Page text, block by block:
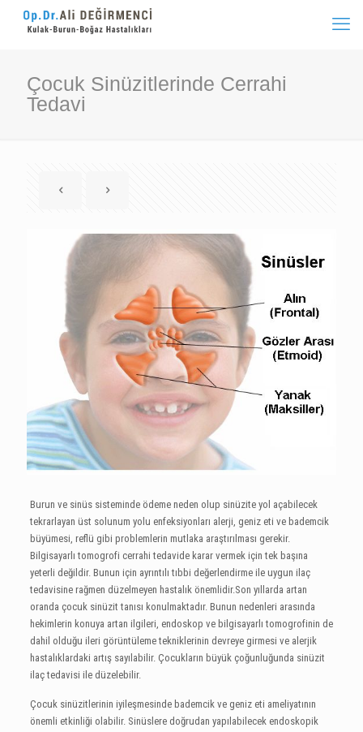
Çocuk Sinüzitlerinde Cerrahi
Tedavi
Burun ve sinüs sisteminde ödeme neden olup sinüzite yol açabilecek
tekrarlayan üst solunum yolu enfeksiyonları alerji, geniz eti ve bademcik
büyümesi, reflü gibi problemlerin mutlaka araştırılması gerekir.
Bilgisayarlı tomogrofi cerrahi tedavide karar vermek için tek başına
yeterli değildir. Bunun için ayrıntılı tıbbi değerlendirme ile uygun ilaç
tedavisine rağmen düzelmeyen hastalık önemlidir.Son yıllarda artan
oranda çocuk sinüzit tanısı konulmaktadır. Bunun nedenleri arasında
hekimlerin konuya artan ilgileri, endoskop ve bilgisayarlı tomogrofinin de
dahil olduğu ileri görüntüleme tekniklerinin devreye girmesi ve alerjik
hastalıklardaki artış sayılabilir. Çocukların büyük çoğunluğunda sinüzit
ilaç tedavisi ile düzelebilir.
Çocuk sinüzitlerinin iyileşmesinde bademcik ve geniz eti ameliyatının
önemli etkinliği olabilir. Sinüslere doğrudan yapılabilecek endoskopik